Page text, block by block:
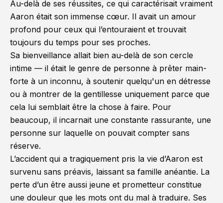
Au-delà de ses réussites, ce qui caractérisait vraiment
Aaron était son immense cœur. Il avait un amour
profond pour ceux qui l’entouraient et trouvait
toujours du temps pour ses proches.
Sa bienveillance allait bien au-delà de son cercle
intime — il était le genre de personne à prêter main-
forte à un inconnu, à soutenir quelqu'un en détresse
ou à montrer de la gentillesse uniquement parce que
cela lui semblait être la chose à faire. Pour
beaucoup, il incarnait une constante rassurante, une
personne sur laquelle on pouvait compter sans
réserve.
L’accident qui a tragiquement pris la vie d’Aaron est
survenu sans préavis, laissant sa famille anéantie. La
perte d’un être aussi jeune et prometteur constitue
une douleur que les mots ont du mal à traduire. Ses